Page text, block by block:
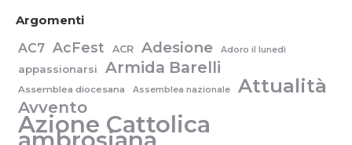
Argomenti
AC7 AcFest ACR Adesione Adoro il lunedì
appassionarsi Armida Barelli
Assemblea diocesana Assemblea nazionale Attualità
Avvento
Azione Cattolica